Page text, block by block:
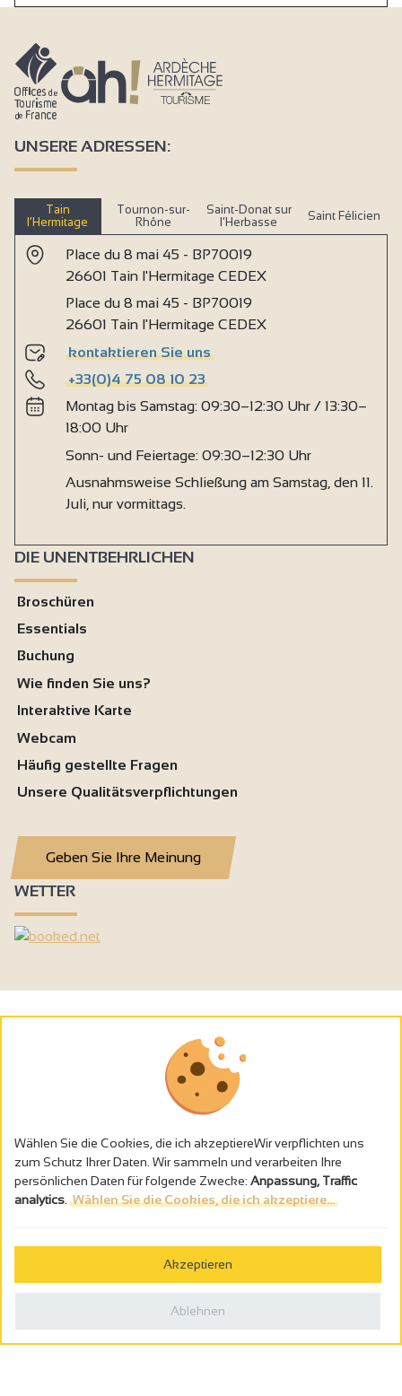
UNSERE ADRESSEN:
Tain
l’Hermitage
Tournon-sur-
Rhône
Saint-Donat sur
l’Herbasse
Saint Félicien
Place du 8 mai 45 - BP70019
26601 Tain l'Hermitage CEDEX
Place du 8 mai 45 - BP70019
26601 Tain l'Hermitage CEDEX
kontaktieren Sie uns
+33(0)4 75 08 10 23
Montag bis Samstag: 09:30–12:30 Uhr / 13:30–
18:00 Uhr
Sonn- und Feiertage: 09:30–12:30 Uhr
Ausnahmsweise Schließung am Samstag, den 11.
Juli, nur vormittags.
DIE UNENTBEHRLICHEN
Broschüren
Essentials
Buchung
Wie finden Sie uns?
Interaktive Karte
Webcam
Häufig gestellte Fragen
Unsere Qualitätsverpflichtungen
Geben Sie Ihre Meinung
WETTER
Alkoholmissbrauch ist gefährlich für die Gesundheit - trinken Sie in
Politique de confidentialité
Wählen Sie die Cookies, die ich akzeptiereWir verpflichten uns
zum Schutz Ihrer Daten. Wir sammeln und verarbeiten Ihre
persönlichen Daten für folgende Zwecke: Anpassung, Traffic
analytics Wählen Sie die Cookies, die ich akzeptiere...
Akzeptieren
Ablehnen